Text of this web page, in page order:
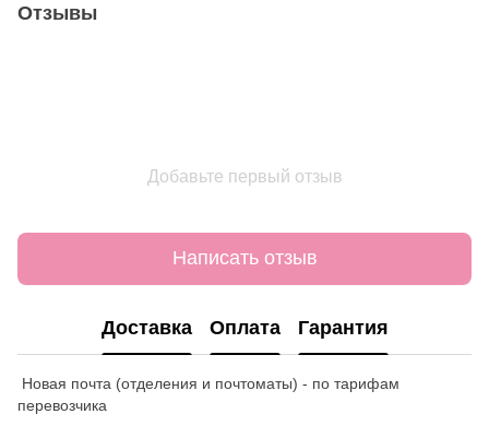
Отзывы
Добавьте первый отзыв
Написать отзыв
Доставка Оплата Гарантия
Новая почта (отделения и почтоматы) - по тарифам
перевозчика